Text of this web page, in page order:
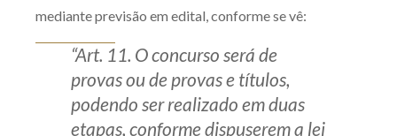
Eventos presenciais
Diferenciais
mediante previsão em edital, conforme se vê:
“Art. 11. O concurso será de
provas ou de provas e títulos,
podendo ser realizado em duas
etapas, conforme dispuserem a lei